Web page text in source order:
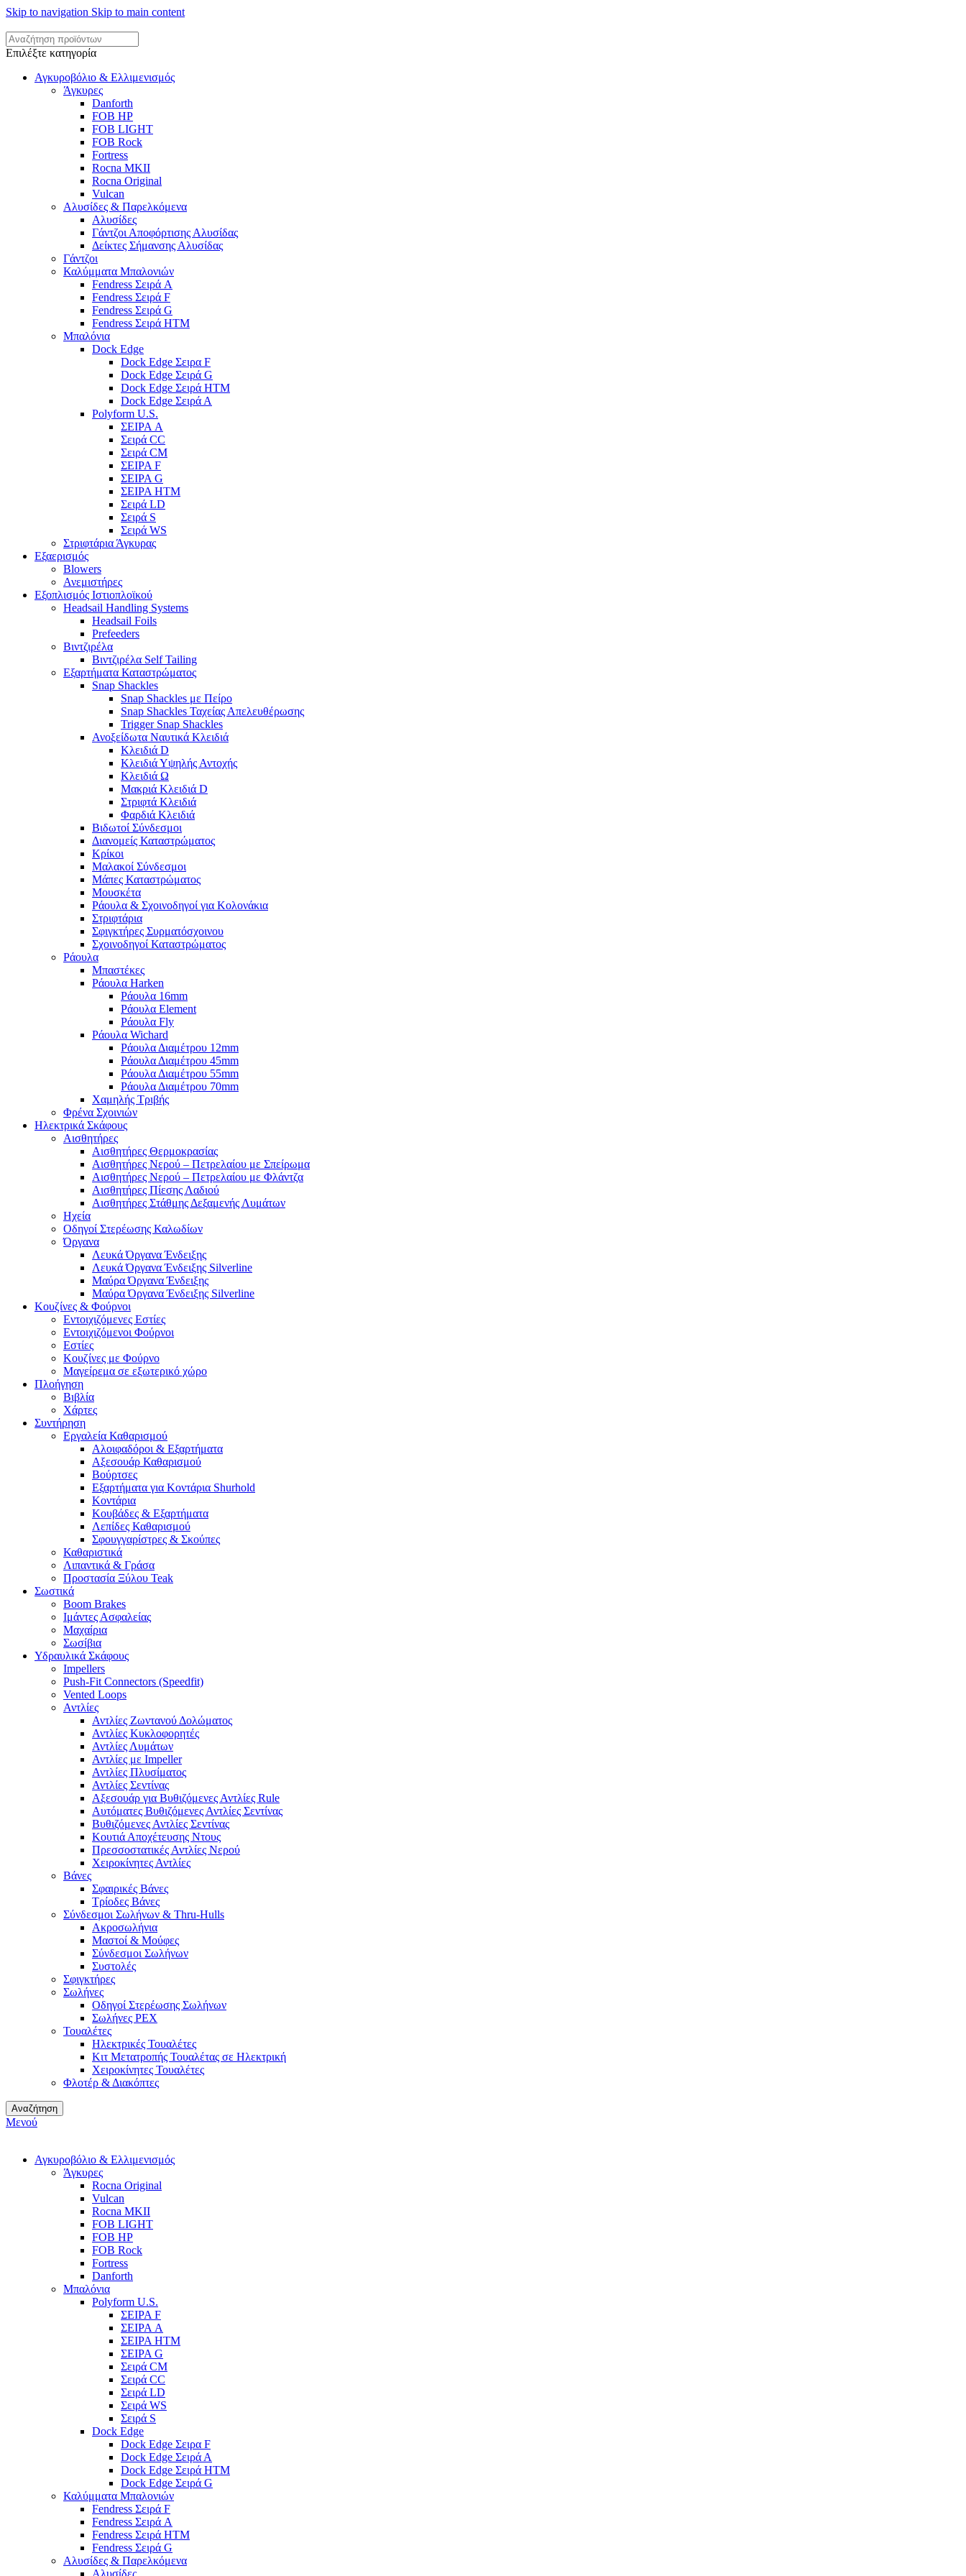
Skip to navigation Skip to main content
Επιλέξτε κατηγορία
Αγκυροβόλιο & Ελλιμενισμός
Άγκυρες
Danforth
FOB HP
FOB LIGHT
FOB Rock
Fortress
Rocna MKII
Rocna Original
Vulcan
Αλυσίδες & Παρελκόμενα
Αλυσίδες
Γάντζοι Αποφόρτισης Αλυσίδας
Δείκτες Σήμανσης Αλυσίδας
Γάντζοι
Καλύμματα Μπαλονιών
Fendress Σειρά A
Fendress Σειρά F
Fendress Σειρά G
Fendress Σειρά HTM
Μπαλόνια
Dock Edge
Dock Edge Σειρα F
Dock Edge Σειρά G
Dock Edge Σειρά HTM
Dock Edge Σειρά Α
Polyform U.S.
ΣΕΙΡΑ A
Σειρά CC
Σειρά CM
ΣΕΙΡΑ F
ΣΕΙΡΑ G
ΣΕΙΡΑ HTM
Σειρά LD
Σειρά S
Σειρά WS
Στριφτάρια Άγκυρας
Εξαερισμός
Blowers
Ανεμιστήρες
Εξοπλισμός Ιστιοπλοϊκού
Headsail Handling Systems
Headsail Foils
Prefeeders
Βιντζιρέλα
Βιντζιρέλα Self Tailing
Εξαρτήματα Καταστρώματος
Snap Shackles
Snap Shackles με Πείρο
Snap Shackles Ταχείας Απελευθέρωσης
Trigger Snap Shackles
Ανοξείδωτα Ναυτικά Κλειδιά
Κλειδιά D
Κλειδιά Υψηλής Αντοχής
Κλειδιά Ω
Μακριά Κλειδιά D
Στριφτά Κλειδιά
Φαρδιά Κλειδιά
Βιδωτοί Σύνδεσμοι
Διανομείς Καταστρώματος
Κρίκοι
Μαλακοί Σύνδεσμοι
Μάπες Καταστρώματος
Μουσκέτα
Ράουλα & Σχοινοδηγοί για Κολονάκια
Στριφτάρια
Σφιγκτήρες Συρματόσχοινου
Σχοινοδηγοί Καταστρώματος
Ράουλα
Μπαστέκες
Ράουλα Harken
Ράουλα 16mm
Ράουλα Element
Ράουλα Fly
Ράουλα Wichard
Ράουλα Διαμέτρου 12mm
Ράουλα Διαμέτρου 45mm
Ράουλα Διαμέτρου 55mm
Ράουλα Διαμέτρου 70mm
Χαμηλής Τριβής
Φρένα Σχοινιών
Ηλεκτρικά Σκάφους
Αισθητήρες
Αισθητήρες Θερμοκρασίας
Αισθητήρες Νερού – Πετρελαίου με Σπείρωμα
Αισθητήρες Νερού – Πετρελαίου με Φλάντζα
Αισθητήρες Πίεσης Λαδιού
Αισθητήρες Στάθμης Δεξαμενής Λυμάτων
Ηχεία
Οδηγοί Στερέωσης Καλωδίων
Όργανα
Λευκά Όργανα Ένδειξης
Λευκά Όργανα Ένδειξης Silverline
Μαύρα Όργανα Ένδειξης
Μαύρα Όργανα Ένδειξης Silverline
Κουζίνες & Φούρνοι
Εντοιχιζόμενες Εστίες
Εντοιχιζόμενοι Φούρνοι
Εστίες
Κουζίνες με Φούρνο
Μαγείρεμα σε εξωτερικό χώρο
Πλοήγηση
Βιβλία
Χάρτες
Συντήρηση
Εργαλεία Καθαρισμού
Αλοιφαδόροι & Εξαρτήματα
Αξεσουάρ Καθαρισμού
Βούρτσες
Εξαρτήματα για Κοντάρια Shurhold
Κοντάρια
Κουβάδες & Εξαρτήματα
Λεπίδες Καθαρισμού
Σφουγγαρίστρες & Σκούπες
Καθαριστικά
Λιπαντικά & Γράσα
Προστασία Ξύλου Teak
Σωστικά
Boom Brakes
Ιμάντες Ασφαλείας
Μαχαίρια
Σωσίβια
Υδραυλικά Σκάφους
Impellers
Push-Fit Connectors (Speedfit)
Vented Loops
Αντλίες
Αντλίες Ζωντανού Δολώματος
Αντλίες Κυκλοφορητές
Αντλίες Λυμάτων
Αντλίες με Impeller
Αντλίες Πλυσίματος
Αντλίες Σεντίνας
Αξεσουάρ για Βυθιζόμενες Αντλίες Rule
Αυτόματες Βυθιζόμενες Αντλίες Σεντίνας
Βυθιζόμενες Αντλίες Σεντίνας
Κουτιά Αποχέτευσης Ντους
Πρεσσοστατικές Αντλίες Νερού
Χειροκίνητες Αντλίες
Βάνες
Σφαιρικές Βάνες
Τρίοδες Βάνες
Σύνδεσμοι Σωλήνων & Thru-Hulls
Ακροσωλήνια
Μαστοί & Μούφες
Σύνδεσμοι Σωλήνων
Συστολές
Σφιγκτήρες
Σωλήνες
Οδηγοί Στερέωσης Σωλήνων
Σωλήνες PEX
Τουαλέτες
Ηλεκτρικές Τουαλέτες
Κιτ Μετατροπής Τουαλέτας σε Ηλεκτρική
Χειροκίνητες Τουαλέτες
Φλοτέρ & Διακόπτες
Αναζήτηση
Μενού
Αγκυροβόλιο & Ελλιμενισμός
Άγκυρες
Rocna Original
Vulcan
Rocna MKII
FOB LIGHT
FOB HP
FOB Rock
Fortress
Danforth
Μπαλόνια
Polyform U.S.
ΣΕΙΡΑ F
ΣΕΙΡΑ A
ΣΕΙΡΑ HTM
ΣΕΙΡΑ G
Σειρά CM
Σειρά CC
Σειρά LD
Σειρά WS
Σειρά S
Dock Edge
Dock Edge Σειρα F
Dock Edge Σειρά Α
Dock Edge Σειρά HTM
Dock Edge Σειρά G
Καλύμματα Μπαλονιών
Fendress Σειρά F
Fendress Σειρά A
Fendress Σειρά HTM
Fendress Σειρά G
Αλυσίδες & Παρελκόμενα
Αλυσίδες